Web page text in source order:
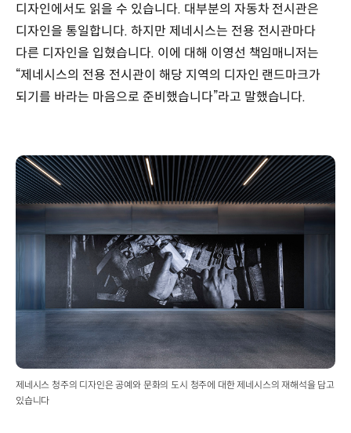
디자인에서도 읽을 수 있습니다. 대부분의 자동차 전시관은
디자인을 통일합니다. 하지만 제네시스는 전용 전시관마다
다른 디자인을 입혔습니다. 이에 대해 이영선 책임매니저는
“제네시스의 전용 전시관이 해당 지역의 디자인 랜드마크가
되기를 바라는 마음으로 준비했습니다”라고 말했습니다.
제네시스 청주의 디자인은 공예와 문화의 도시 청주에 대한 제네시스의 재해석을 담고
있습니다